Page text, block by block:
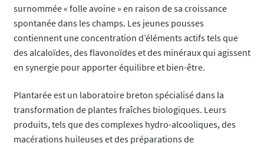
surnommée « folle avoine » en raison de sa croissance
spontanée dans les champs. Les jeunes pousses
contiennent une concentration d’éléments actifs tels que
des alcaloïdes, des flavonoïdes et des minéraux qui agissent
en synergie pour apporter équilibre et bien-être.
Plantarée est un laboratoire breton spécialisé dans la
transformation de plantes fraîches biologiques. Leurs
produits, tels que des complexes hydro-alcooliques, des
macérations huileuses et des préparations de